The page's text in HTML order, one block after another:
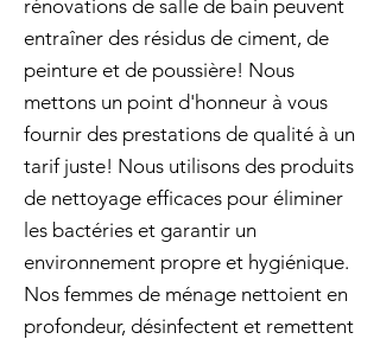
rénovations de salle de bain peuvent
entraîner des résidus de ciment, de
peinture et de poussière! Nous
mettons un point d'honneur à vous
fournir des prestations de qualité à un
tarif juste! Nous utilisons des produits
de nettoyage efficaces pour éliminer
les bactéries et garantir un
environnement propre et hygiénique.
Nos femmes de ménage nettoient en
profondeur, désinfectent et remettent